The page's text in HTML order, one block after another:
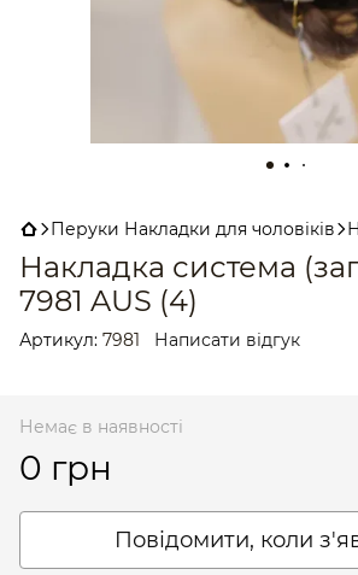
Перуки Накладки для чоловіків
Накладка система
7981 AUS (4)
Артикул: 7981 Написати відгук
Немає в наявності
0 грн
Повідомити, коли